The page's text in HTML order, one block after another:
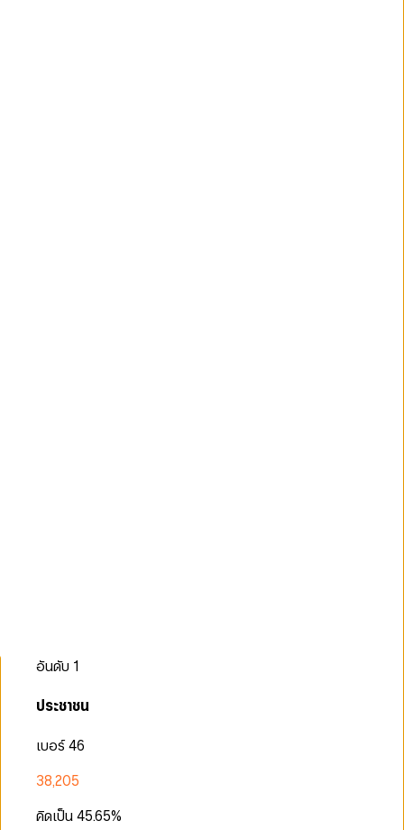
อันดับ 1
ประชาชน
เบอร์ 46
38,205
คิดเป็น45.65%